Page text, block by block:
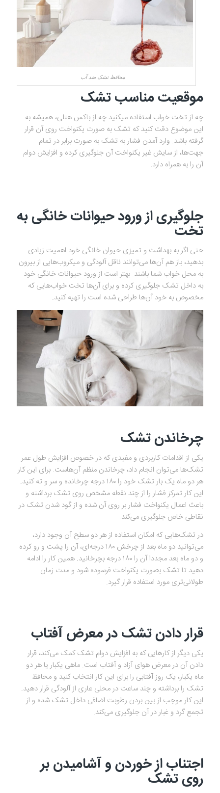
محافظ تشک ضد آب
موقعیت مناسب تشک
چه از تخت خواب استفاده می‎کنید چه از باکس هتلی، همیشه به
این موضوع دقت کنید که تشک به صورت یکنواخت روی آن قرار
گرفته باشد. وارد آمدن فشار به تشک به صورت برابر در تمام
جهت‌ها، از سایش غیر یکنواخت آن جلوگیری کرده و افزایش دوام
آن را به همراه دارد.
جلوگیری از ورود حیوانات خانگی به
تخت
حتی اگر به بهداشت و تمیزی حیوان خانگی خود اهمیت زیادی
بدهید، باز هم آن‌ها می‌توانند ناقل آلودگی و میکروب‌هایی از بیرون
به محل خواب شما باشند. بهتر است از ورود حیوانات خانگی خود
به داخل تشک جلوگیری کرده و برای آن‌ها تخت خواب‌هایی که
مخصوص به خود آن‌ها طراحی شده است را تهیه کنید.
چرخاندن تشک
یکی از اقدامات کاربردی و مفیدی که در خصوص افزایش طول عمر
تشک‌ها می‌توان انجام داد، چرخاندن منظم آن‌هاست. برای این کار
هر دو ماه یک بار تشک خود را ۱۸۰ درجه چرخانده و سر و ته کنید.
این کار تمرکز فشار را از چند نقطه مشخص روی تشک برداشته و
باعث اعمال یکنواخت فشار بر روی آن شده و از گود شدن تشک در
نقاطی خاص جلوگیری می‌کند.
در تشک‌هایی که امکان استفاده از هر دو سطح آن وجود دارد،
می‌توانید دو ماه بعد از چرخش ۱۸۰ درجه‌ای، آن را پشت و رو کرده
و دو ماه بعد مجددا آن را ۱۸۰ درجه بچرخانید. همین کار را ادامه
دهید تا تشک بصورت یکنواخت فرسوده شود و مدت زمان
طولانی‌تری مورد استفاده قرار گیرد.
قرار دادن تشک در معرض آفتاب
یکی دیگر از کارهایی که به افزایش دوام تشک کمک می‌کند، قرار
دادن آن در معرض هوای آزاد و آفتاب است. ماهی یکبار یا هر دو
ماه یکبار، یک روز آفتابی را برای این کار انتخاب کنید و محافظ
تشک را برداشته و چند ساعت در محلی عاری از آلودگی قرار دهید.
این کار موجب از بین بردن رطوبت اضافی داخل تشک شده و از
تجمع گرد و غبار در آن جلوگیری می‌کند.
اجتناب از خوردن و آشامیدن بر
روی تشک